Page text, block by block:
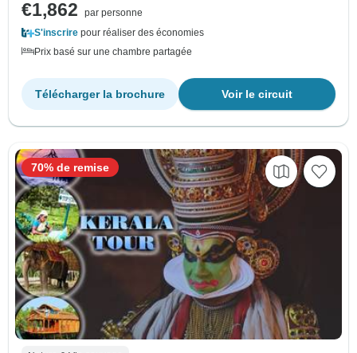
€1,862
par personne
S'inscrire pour réaliser des économies
Prix basé sur une chambre partagée
Voir le circuit
Télécharger la brochure
70% de remise